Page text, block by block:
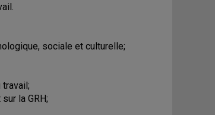
sociale et culturelle;
la GRH;